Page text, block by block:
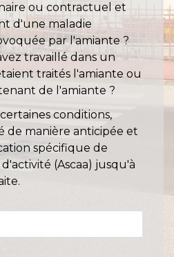
ou contractuel et
d'une maladie
par l'amiante ?
travaillé dans un
traités l'amiante ou
de l'amiante ?
conditions,
de manière anticipée et
spécifique de
(Ascaa) jusqu'à